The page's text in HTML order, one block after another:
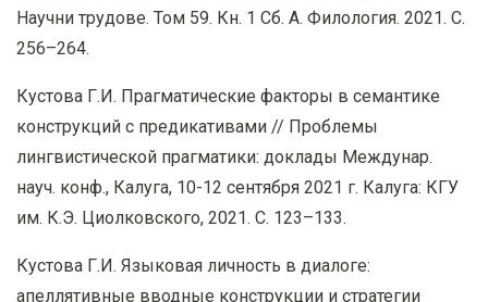
Научни трудове. Том 59. Кн. 1 Сб. А. Филология. 2021. С.
256–264.
Кустова Г.И. Прагматические факторы в семантике
конструкций с предикативами // Проблемы
лингвистической прагматики: доклады Междунар.
науч. конф., Калуга, 10-12 сентября 2021 г. Калуга: КГУ
им. К.Э. Циолковского, 2021. С. 123–133.
Кустова Г.И. Языковая личность в диалоге:
апеллятивные вводные конструкции и стратегии